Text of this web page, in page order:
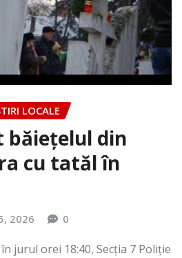
LOCALE
băiețelul din
cu tatăl în
2026 0
jurul orei 18:40, Secția 7 Poliție